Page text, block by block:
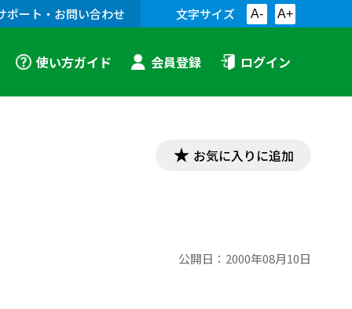
ポート・お問い合わせ 文字サイズ A- A+
使い方ガイド 会員登録 ログイン
お気に入りに追加
公開日： 2000年08月10日